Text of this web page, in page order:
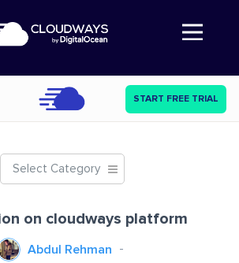
Abre a navegação
START FREE TRIAL
Select Category
on cloudways platform
Abdul Rehman